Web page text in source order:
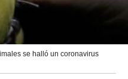
se halló un coronavirus